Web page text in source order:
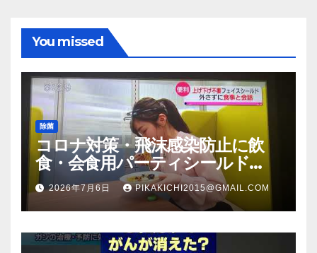
You missed
除菌
コロナ対策・飛沫感染防止に飲
食・会食用パーティシールド
（マスク会食代替品）ＦＢＣ福井
放送のＴＶ番組での紹介映像
2026年7月6日 PIKAKICHI2015@GMAIL.COM